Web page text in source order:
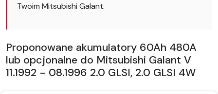
Twoim Mitsubishi Galant.
Proponowane akumulatory 60Ah 480A
lub opcjonalne do Mitsubishi Galant V
11.1992 - 08.1996 2.0 GLSI, 2.0 GLSI 4W